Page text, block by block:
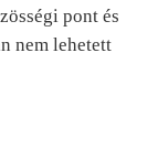
pont és
nem lehetett